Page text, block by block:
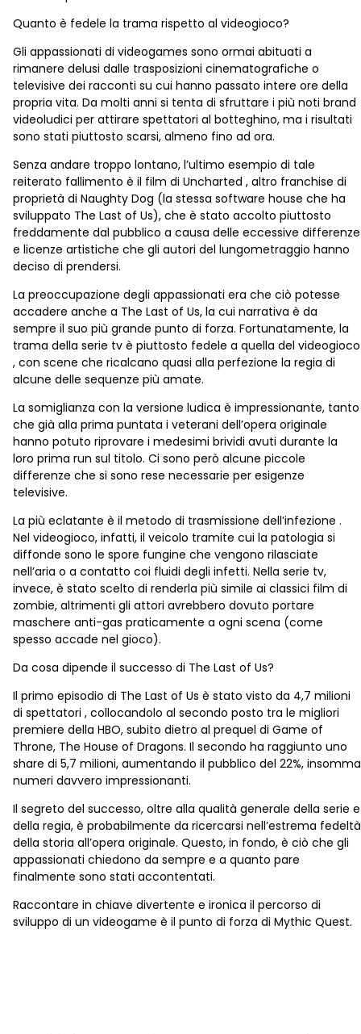
Quanto è fedele la trama rispetto al videogioco?
Gli appassionati di videogames sono ormai abituati a
rimanere delusi dalle trasposizioni cinematografiche o
televisive dei racconti su cui hanno passato intere ore della
propria vita. Da molti anni si tenta di sfruttare i più noti brand
videoludici per attirare spettatori al botteghino, ma i risultati
sono stati piuttosto scarsi, almeno fino ad ora.
Senza andare troppo lontano, l’ultimo esempio di tale
reiterato fallimento è il film di Uncharted , altro franchise di
proprietà di Naughty Dog (la stessa software house che ha
sviluppato The Last of Us), che è stato accolto piuttosto
freddamente dal pubblico a causa delle eccessive differenze
e licenze artistiche che gli autori del lungometraggio hanno
deciso di prendersi.
La preoccupazione degli appassionati era che ciò potesse
accadere anche a The Last of Us, la cui narrativa è da
sempre il suo più grande punto di forza. Fortunatamente, la
trama della serie tv è piuttosto fedele a quella del videogioco
, con scene che ricalcano quasi alla perfezione la regia di
alcune delle sequenze più amate.
La somiglianza con la versione ludica è impressionante, tanto
che già alla prima puntata i veterani dell’opera originale
hanno potuto riprovare i medesimi brividi avuti durante la
loro prima run sul titolo. Ci sono però alcune piccole
differenze che si sono rese necessarie per esigenze
televisive.
La più eclatante è il metodo di trasmissione dell’infezione .
Nel videogioco, infatti, il veicolo tramite cui la patologia si
diffonde sono le spore fungine che vengono rilasciate
nell’aria o a contatto coi fluidi degli infetti. Nella serie tv,
invece, è stato scelto di renderla più simile ai classici film di
zombie, altrimenti gli attori avrebbero dovuto portare
maschere anti-gas praticamente a ogni scena (come
spesso accade nel gioco).
Da cosa dipende il successo di The Last of Us?
Il primo episodio di The Last of Us è stato visto da 4,7 milioni
di spettatori , collocandolo al secondo posto tra le migliori
premiere della HBO, subito dietro al prequel di Game of
Throne, The House of Dragons. Il secondo ha raggiunto uno
share di 5,7 milioni, aumentando il pubblico del 22%, insomma
numeri davvero impressionanti.
Il segreto del successo, oltre alla qualità generale della serie e
della regia, è probabilmente da ricercarsi nell’estrema fedeltà
della storia all’opera originale. Questo, in fondo, è ciò che gli
appassionati chiedono da sempre e a quanto pare
finalmente sono stati accontentati.
Raccontare in chiave divertente e ironica il percorso di
sviluppo di un videogame è il punto di forza di Mythic Quest.